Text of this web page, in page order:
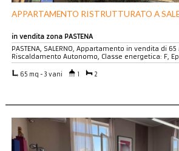
APPARTAMENTO RISTRUTTURATO A
in vendita zona PASTENA
PASTENA, SALERNO, Appartamento in vendita di
Riscaldamento Autonomo, Classe energetica: F,
65 mq - 3 vani 1 2